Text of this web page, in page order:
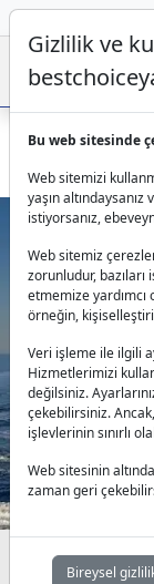
Bodrum’da
Previous
Müsaitlik
Gizlilik ve
Bu web sitesinde
Web sitemizi
yaşın
istiyorsanız,
Web sitemiz
zorunludur,
etmemize
örneğin,
Veri işleme ile ilgili
Hizmetlerimizi
değilsiniz.
çekebilirsiniz.
işlevlerinin sınırlı
Web sitesinin
zaman geri
Bireysel